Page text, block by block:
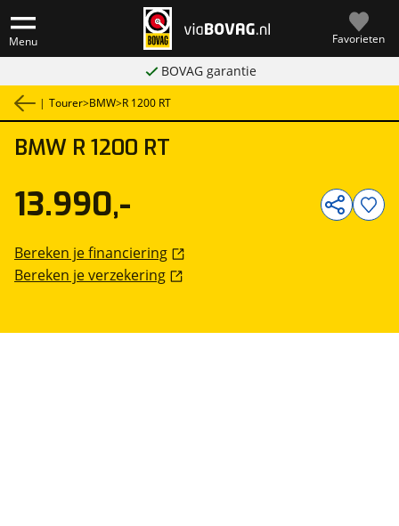
Menu Favorieten
BOVAG garantie
| Tourer>BMW>R 1200 RT
BMW R 1200 RT
13.990,-
Bereken je financiering
Bereken je verzekering